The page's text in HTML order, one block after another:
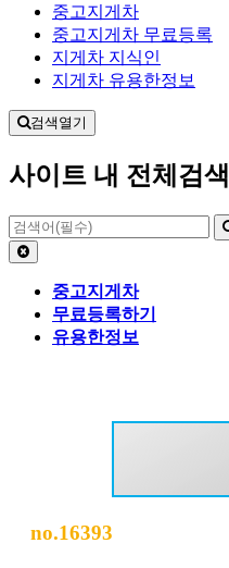
중고지게차
중고지게차 무료등록
지게차 지식인
지게차 유용한정보
검색열기
사이트 내 전체검색
중고지게차
무료등록하기
유용한정보
no.16393